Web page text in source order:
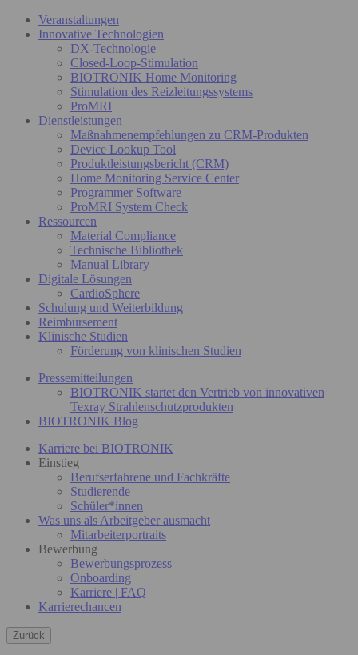
Veranstaltungen
Innovative Technologien
DX-Technologie
Closed-Loop-Stimulation
BIOTRONIK Home Monitoring
Stimulation des Reizleitungssystems
ProMRI
Dienstleistungen
Maßnahmenempfehlungen zu CRM-Produkten
Device Lookup Tool
Produktleistungsbericht (CRM)
Home Monitoring Service Center
Programmer Software
ProMRI System Check
Ressourcen
Material Compliance
Technische Bibliothek
Manual Library
Digitale Lösungen
CardioSphere
Schulung und Weiterbildung
Reimbursement
Klinische Studien
Förderung von klinischen Studien
Pressemitteilungen
BIOTRONIK startet den Vertrieb von innovativen
Texray Strahlenschutzprodukten
BIOTRONIK Blog
Karriere bei BIOTRONIK
Einstieg
Berufserfahrene und Fachkräfte
Studierende
Schüler*innen
Was uns als Arbeitgeber ausmacht
Mitarbeiterportraits
Bewerbung
Bewerbungsprozess
Onboarding
Karriere | FAQ
Karrierechancen
Zurück